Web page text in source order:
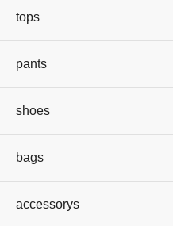
tops
pants
shoes
bags
accessorys